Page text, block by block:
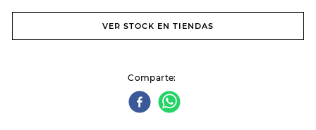
VER STOCK EN TIENDAS
Comparte